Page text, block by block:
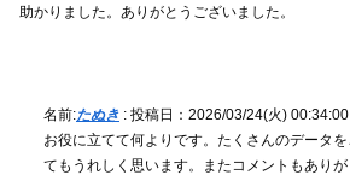
助かりました。ありがとうございました。
名前:たぬき : 投稿日：2026/03/24(火) 00:34:00
お役に立てて何よりです。たくさんのデータ
てもうれしく思います。またコメントもあり